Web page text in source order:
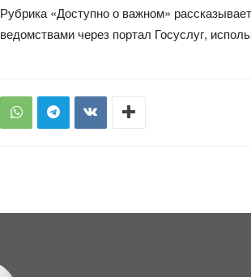
Рубрика «Доступно о важном»
ведомствами через портал Госуслуг,